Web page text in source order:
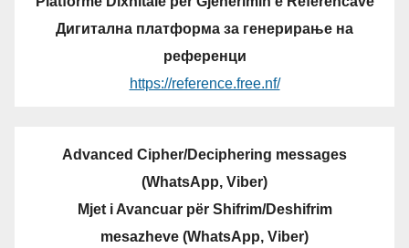
Дигитална платформа за генерирање на
референци
https://reference.free.nf/
Advanced Cipher/Deciphering messages
(WhatsApp, Viber)
Mjet i Avancuar për Shifrim/Deshifrim
mesazheve (WhatsApp, Viber)